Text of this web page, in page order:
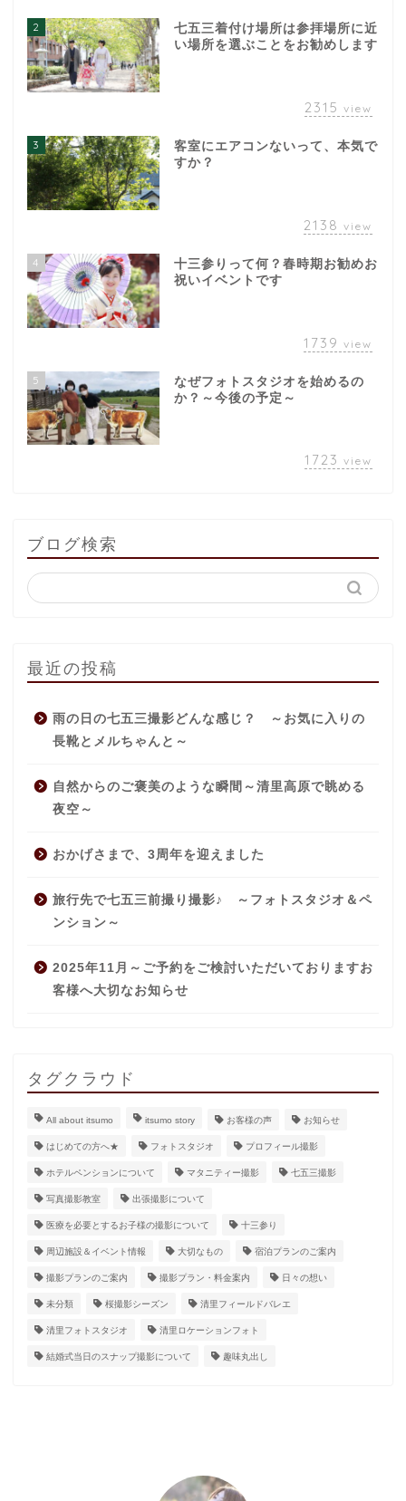
2
七五三着付け場所は参拝場所に近
い場所を選ぶことをお勧めします
2315 view
3
客室にエアコンないって、本気で
すか？
2138 view
4
十三参りって何？春時期お勧めお
祝いイベントです
1739 view
5
なぜフォトスタジオを始めるの
か？～今後の予定～
1723 view
ブログ検索
最近の投稿
雨の日の七五三撮影どんな感じ？ ～お気に入りの
長靴とメルちゃんと～
自然からのご褒美のような瞬間～清里高原で眺める
夜空～
おかげさまで、3周年を迎えました
旅行先で七五三前撮り撮影♪ ～フォトスタジオ＆ペ
ンション～
2025年11月～ご予約をご検討いただいておりますお
客様へ大切なお知らせ
タグクラウド
All about itsumo itsumo story お客様の声 お知らせ
はじめての方へ★ フォトスタジオ プロフィール撮影
ホテルペンションについて マタニティー撮影 七五三撮影
写真撮影教室 出張撮影について
医療を必要とするお子様の撮影について 十三参り
周辺施設＆イベント情報 大切なもの 宿泊プランのご案内
撮影プランのご案内 撮影プラン・料金案内 日々の想い
未分類 桜撮影シーズン 清里フィールドバレエ
清里フォトスタジオ 清里ロケーションフォト
結婚式当日のスナップ撮影について 趣味丸出し